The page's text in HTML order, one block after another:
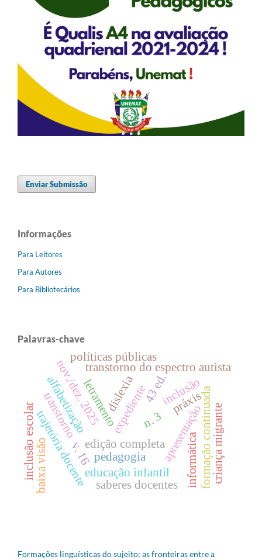
Enviar Submissão
Informações
Para Leitores
Para Autores
Para Bibliotecários
Palavras-chave
edição completa
v. 16
n. 3
nov./dez. 2025 43 ed.
expediente apresentação
trajetória docente formação continuada
transtorno do espectro autista
inclusão escolarbaixa visão educação infantil criança migrante
inclusão
alfabetizaçãoletramento
informática
políticas públicas
práxis
pedagogia
saberes docentes
dislexia
transtorno
Formações linguísticas do sujeito: as fronteiras entre a